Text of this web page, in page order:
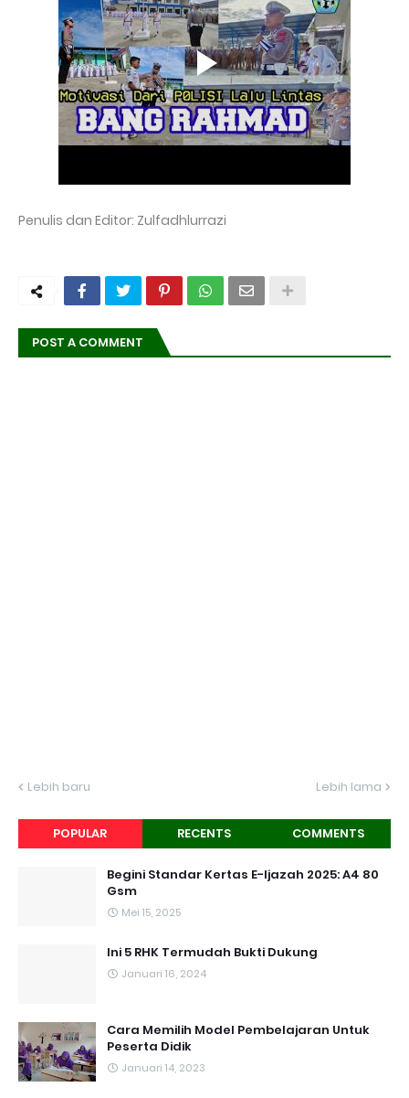
Penulis dan Editor: Zulfadhlurrazi
POST A COMMENT
Lebih baru Lebih lama
POPULAR RECENTS COMMENTS
Begini Standar Kertas E-Ijazah 2025: A4 80
Gsm
Mei 15, 2025
Ini 5 RHK Termudah Bukti Dukung
Januari 16, 2024
Cara Memilih Model Pembelajaran Untuk
Peserta Didik
Januari 14, 2023